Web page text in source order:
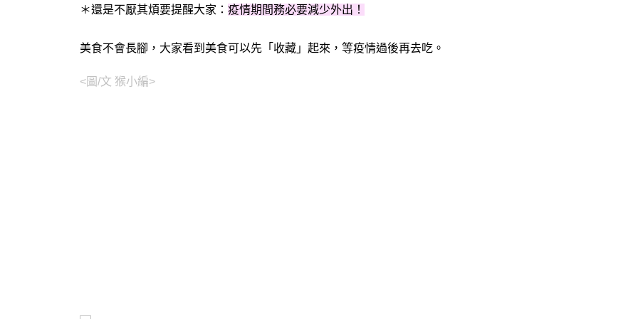
＊還是不厭其煩要提醒大家： 疫情期間務必要減少外出！
美食不會長腳，大家看到美食可以先「收藏」起來，等疫情過後再去吃。
<圖/文 猴小編>